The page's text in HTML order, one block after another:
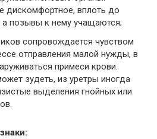
дискомфортное, вплоть до
а позывы к нему учащаются;
сопровождается чувством
отправления малой нужды, в
примеси крови.
зудеть, из уретры иногда
выделения гнойных или